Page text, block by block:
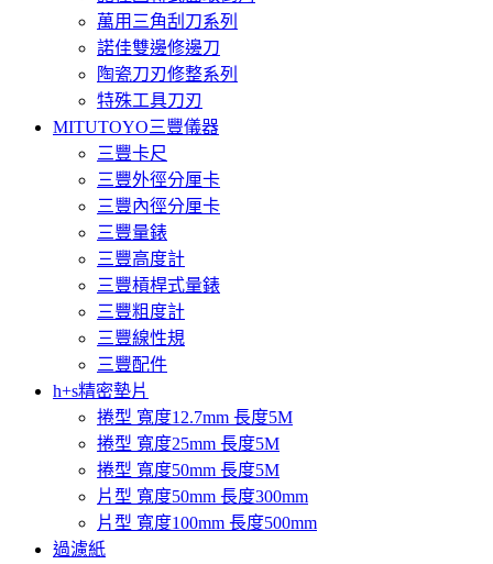
萬用三角刮刀系列
諾佳雙邊修邊刀
陶瓷刀刃修整系列
特殊工具刀刃
MITUTOYO三豐儀器
三豐卡尺
三豐外徑分厘卡
三豐內徑分厘卡
三豐量錶
三豐高度計
三豐槓桿式量錶
三豐粗度計
三豐線性規
三豐配件
h+s精密墊片
捲型 寬度12.7mm 長度5M
捲型 寬度25mm 長度5M
捲型 寬度50mm 長度5M
片型 寬度50mm 長度300mm
片型 寬度100mm 長度500mm
過濾紙